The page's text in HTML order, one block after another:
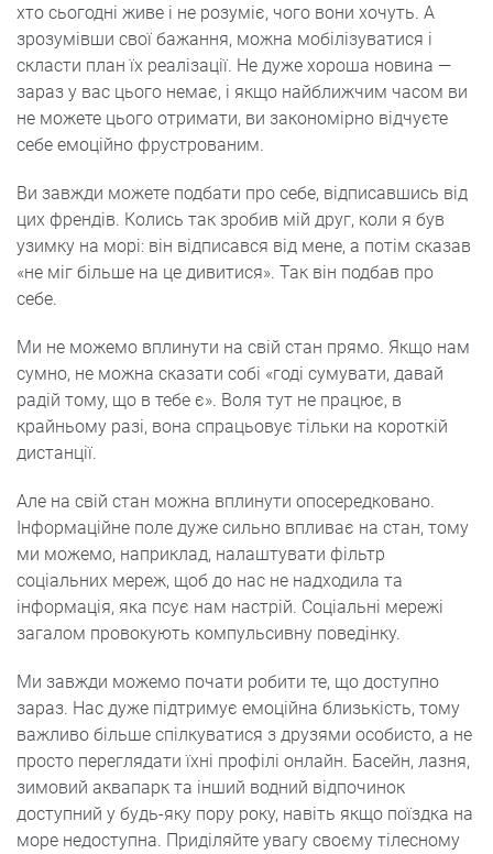
хто сьогодні живе і не розуміє, чого вони хочуть. А
зрозумівши свої бажання, можна мобілізуватися і
скласти план їх реалізації. Не дуже хороша новина —
зараз у вас цього немає, і якщо найближчим часом ви
не можете цього отримати, ви закономірно відчуєте
себе емоційно фрустрованим.
Ви завжди можете подбати про себе, відписавшись від
цих френдів. Колись так зробив мій друг, коли я був
узимку на морі: він відписався від мене, а потім сказав
«не міг більше на це дивитися». Так він подбав про
себе.
Ми не можемо вплинути на свій стан прямо. Якщо нам
сумно, не можна сказати собі «годі сумувати, давай
радій тому, що в тебе є». Воля тут не працює, в
крайньому разі, вона спрацьовує тільки на короткій
дистанції.
Але на свій стан можна вплинути опосередковано.
Інформаційне поле дуже сильно впливає на стан, тому
ми можемо, наприклад, налаштувати фільтр
соціальних мереж, щоб до нас не надходила та
інформація, яка псує нам настрій. Соціальні мережі
загалом провокують компульсивну поведінку.
Ми завжди можемо почати робити те, що доступно
зараз. Нас дуже підтримує емоційна близькість, тому
важливо більше спілкуватися з друзями особисто, а не
просто переглядати їхні профілі онлайн. Басейн, лазня,
зимовий аквапарк та інший водний відпочинок
доступний у будь-яку пору року, навіть якщо поїздка на
море недоступна. Приділяйте увагу своєму тілесному